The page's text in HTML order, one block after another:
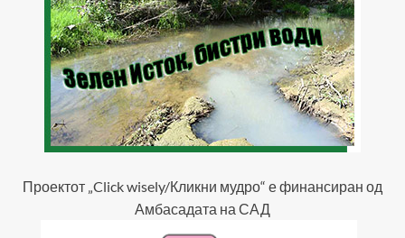
Проектот „Click wisely/Кликни мудро“ е финансиран од
Амбасадата на САД